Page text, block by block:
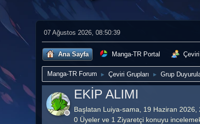
07 Ağustos 2026, 08:50:39
Ana Sayfa Manga-TR Portal Çeviri
Manga-TR Forum ► Çeviri Grupları ► Grup
EKİP ALIMI
Başlatan Luiya-sama, 19 Haziran 2026,
0 Üyeler ve 1 Ziyaretçi konuyu